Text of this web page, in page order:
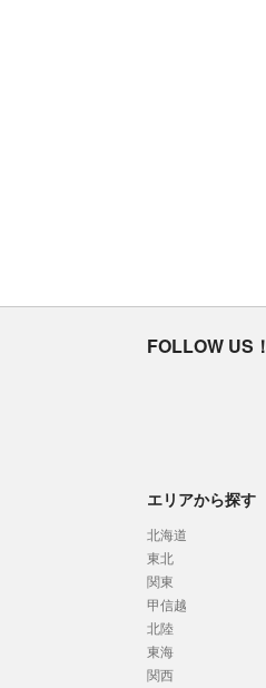
FOLLOW US！
エリアから探す
北海道
東北
関東
甲信越
北陸
東海
関西